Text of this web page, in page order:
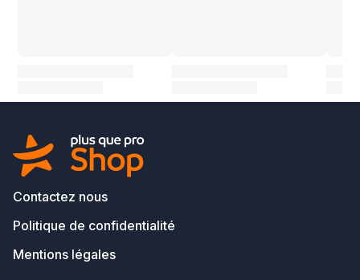
Contactez nous
Politique de confidentialité
Mentions légales